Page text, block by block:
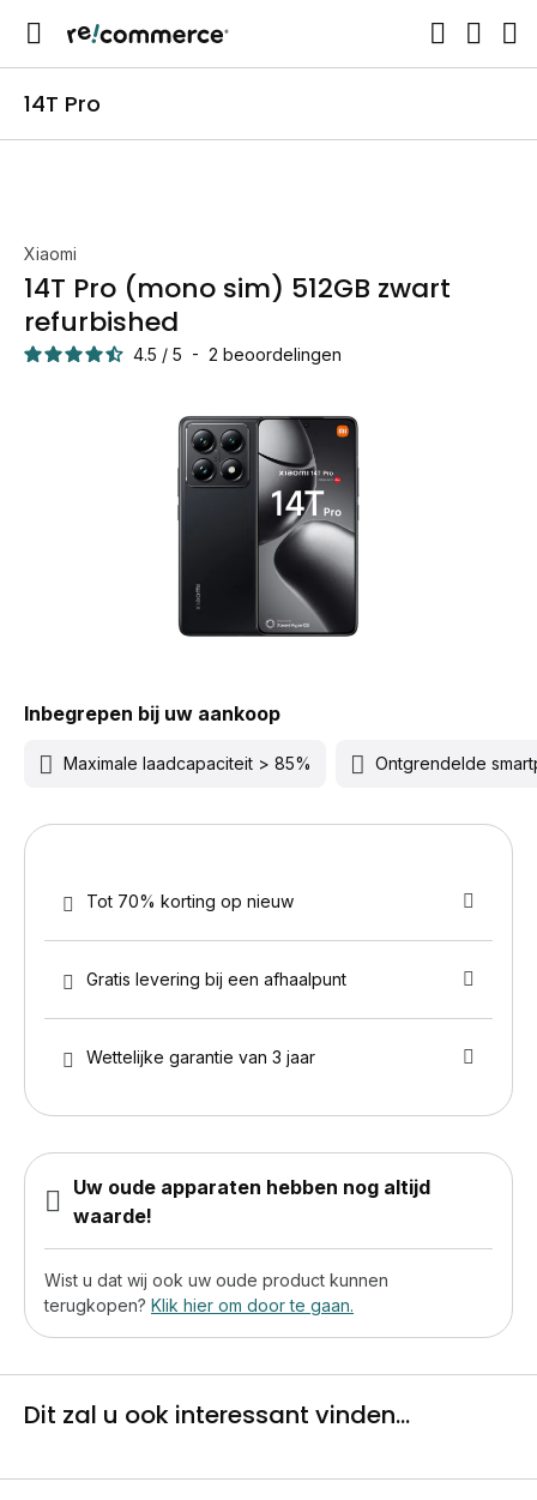
14T Pro
Xiaomi
14T Pro (mono sim) 512GB zwart
refurbished
4.5 / 5 - 2 beoordelingen
Inbegrepen bij uw aankoop
Maximale laadcapaciteit > 85% Ontgrendelde
Tot 70% korting op nieuw
Gratis levering bij een afhaalpunt
Wettelijke garantie van 3 jaar
Uw oude apparaten hebben nog altijd
waarde!
Wist u dat wij ook uw oude product kunnen
terugkopen? Klik hier om door te gaan.
Dit zal u ook interessant vinden...